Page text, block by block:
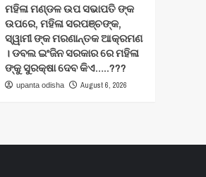
ମହିଳା ମଣ୍ଡଳ ଉପ ସଭାପତି ଙ୍କ
ଉପରେ, ମହିଳା ସରପଞ୍ଚଙ୍କ,
ସ୍ୱାମୀ ଙ୍କ ମରଣାନ୍ତକ ଆକ୍ରମଣ
। ଡବଲ ଇଂଜିନ ସରକାର ରେ ମହିଳା
ଙ୍କୁ ସୁରକ୍ଷା ଦେବ କିଏ…..???
upanta odisha August 6, 2026